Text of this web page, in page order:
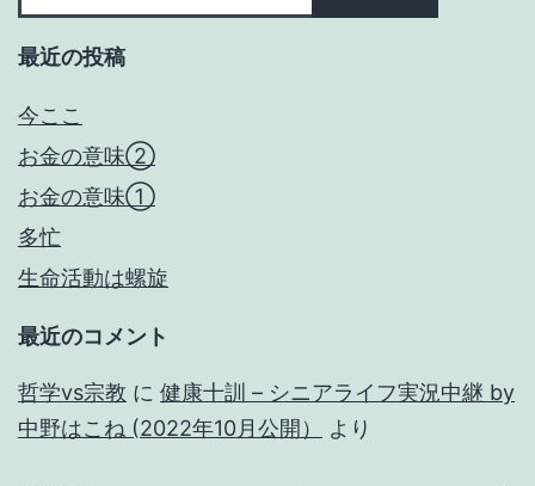
最近の投稿
今ここ
お金の意味②
お金の意味①
多忙
生命活動は螺旋
最近のコメント
哲学vs宗教 に 健康十訓 – シニアライフ実況中継 by
中野はこね (2022年10月公開）
より